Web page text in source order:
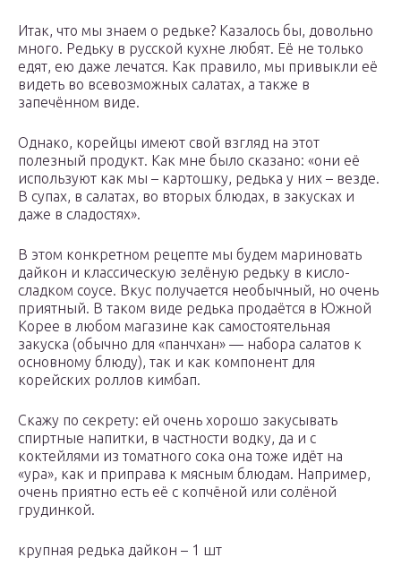
Итак, что мы знаем о редьке? Казалось бы, довольно
много. Редьку в русской кухне любят. Её не только
едят, ею даже лечатся. Как правило, мы привыкли её
видеть во всевозможных салатах, а также в
запечённом виде.
Однако, корейцы имеют свой взгляд на этот
полезный продукт. Как мне было сказано: «они её
используют как мы – картошку, редька у них – везде.
В супах, в салатах, во вторых блюдах, в закусках и
даже в сладостях».
В этом конкретном рецепте мы будем мариновать
дайкон и классическую зелёную редьку в кисло-
сладком соусе. Вкус получается необычный, но очень
приятный. В таком виде редька продаётся в Южной
Корее в любом магазине как самостоятельная
закуска (обычно для «панчхан» — набора салатов к
основному блюду), так и как компонент для
корейских роллов кимбап.
Скажу по секрету: ей очень хорошо закусывать
спиртные напитки, в частности водку, да и с
коктейлями из томатного сока она тоже идёт на
«ура», как и приправа к мясным блюдам. Например,
очень приятно есть её с копчёной или солёной
грудинкой.
крупная редька дайкон – 1 шт